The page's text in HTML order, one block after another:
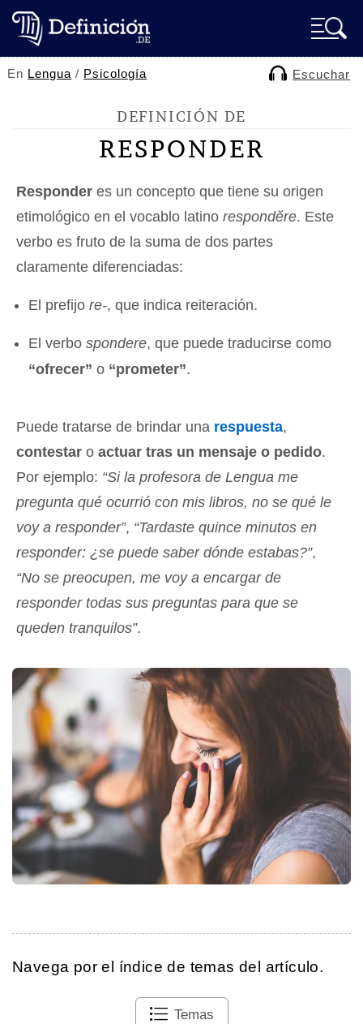
En Lengua / Psicología Escuchar
DEFINICIÓN DE
RESPONDER
Responder es un concepto que tiene su origen
etimológico en el vocablo latino respondĕre. Este
verbo es fruto de la suma de dos partes
claramente diferenciadas:
El prefijore-, que indica reiteración.
El verbospondere, que puede traducirse como
“ofrecer” o “prometer”.
Puede tratarse de brindar una respuesta,
contestar o actuar tras un mensaje o pedido.
Por ejemplo: “Si la profesora de Lengua me
pregunta qué ocurrió con mis libros, no se qué le
voy a responder”, “Tardaste quince minutos en
responder: ¿se puede saber dónde estabas?”,
“No se preocupen, me voy a encargar de
responder todas sus preguntas para que se
queden tranquilos”.
Navega por el índice de temas del artículo.
Temas